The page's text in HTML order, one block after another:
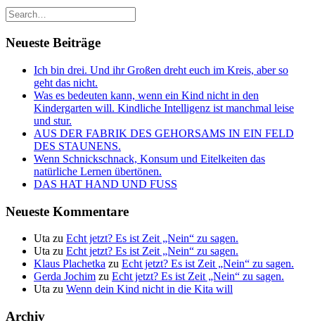
Neueste Beiträge
Ich bin drei. Und ihr Großen dreht euch im Kreis, aber so
geht das nicht.
Was es bedeuten kann, wenn ein Kind nicht in den
Kindergarten will. Kindliche Intelligenz ist manchmal leise
und stur.
AUS DER FABRIK DES GEHORSAMS IN EIN FELD
DES STAUNENS.
Wenn Schnickschnack, Konsum und Eitelkeiten das
natürliche Lernen übertönen.
DAS HAT HAND UND FUSS
Neueste Kommentare
Uta zu Echt jetzt? Es ist Zeit „Nein“ zu sagen.
Uta zu Echt jetzt? Es ist Zeit „Nein“ zu sagen.
Klaus Plachetka zu Echt jetzt? Es ist Zeit „Nein“ zu sagen.
Gerda Jochim zu Echt jetzt? Es ist Zeit „Nein“ zu sagen.
Uta zu Wenn dein Kind nicht in die Kita will
Archiv